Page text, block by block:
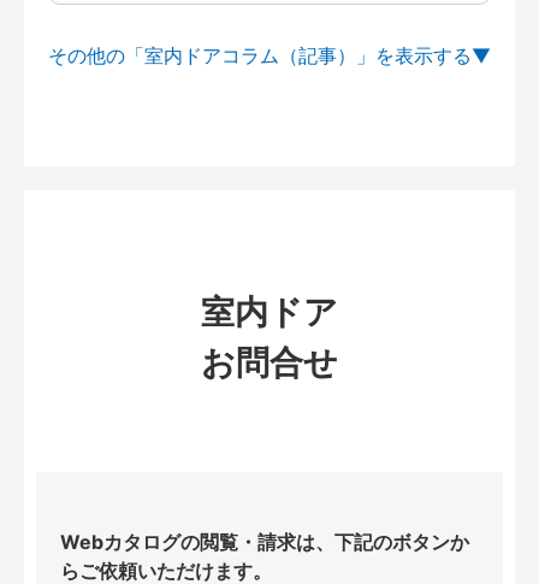
その他の「室内ドアコラム（記事）」を
室内ドア
お問合せ
Webカタログの閲覧・請求は、下記のボタンか
らご依頼いただけます。